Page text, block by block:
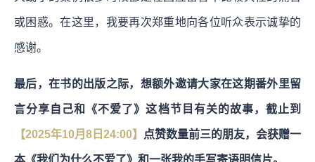
或困惑。在这里，我要再次郑重地向各位听众表示诚挚的
感谢。
最后，在书的出版之际，想额外邀请大家在这期番外里留
言分享自己和《不爱了》这档节目有关的故事，截止到
【2025年10月8日24:00】 点赞数量前三的朋友，会获赠一
本《我们为什么不爱了》和一张我的手写寄语明信片。